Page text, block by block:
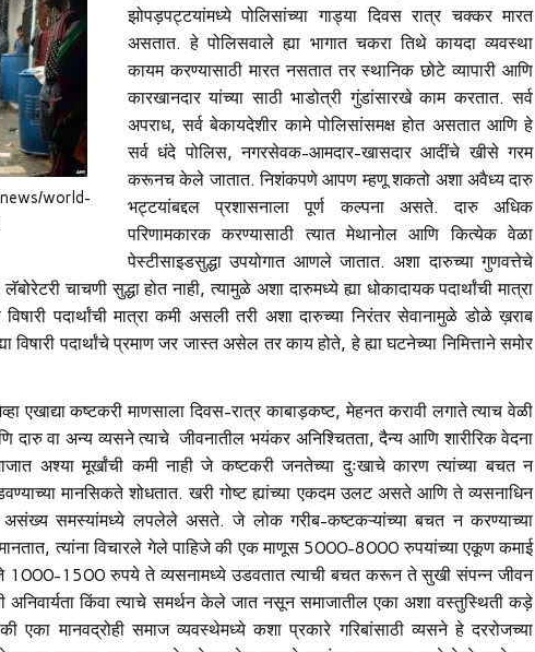
world-
झोपड़पट्टयांमध्ये पोलिसांच्या गाड्या दिवस रात्र चक्कर मारत
असतात. हे पोलिसवाले ह्या भागात चकरा तिथे कायदा व्यवस्था
कायम करण्यासाठी मारत नसतात तर स्थानिक छोटे व्यापारी आणि
कारखानदार यांच्या साठी भाडोत्री गुंडांसारखे काम करतात. सर्व
अपराध, सर्व बेकायदेशीर कामे पोलिसांसमक्ष होत असतात आणि हे
सर्व धंदे पोलिस, नगरसेवक-आमदार-खासदार आदींचे खीसे गरम
करूनच केले जातात. निशंकपणे आपण म्हणू शकतो अशा अवैध्य दारु
भट्टयांबद्दल प्रशासनाला पूर्ण कल्पना असते. दारु अधिक
परिणामकारक करण्यासाठी त्यात मेथानोल आणि कित्येक वेळा
पेस्टीसाइडसुद्धा उपयोगात आणले जातात. अशा दारुच्या गुणवत्तेचे
चाचणी सुद्धा होत नाही, त्यामुळे अशा दारुमध्ये ह्या धोकादायक पदार्थांची मात्रा
पदार्थांची मात्रा कमी असली तरी अशा दारुच्या निरंतर सेवानामुळे डोळे ख़राब
पदार्थांचे प्रमाण जर जास्त असेल तर काय होते, हे ह्या घटनेच्या निमित्ताने समोर
कष्टकरी माणसाला दिवस-रात्र काबाड़कष्ट, मेहनत करावी लगाते त्याच वेळी
दारु वा अन्य व्यसने त्याचे जीवनातील भयंकर अनिश्चितता, दैन्य आणि शारीरिक वेदना
अश्या मूर्खांची कमी नाही जे कष्टकरी जनतेच्या दुःखाचे कारण त्यांच्या बचत न
मानसिकते शोधतात. खरी गोष्ट ह्यांच्या एकदम उलट असते आणि ते व्यसनाधिन
असंख्य समस्यांमध्ये लपलेले असते. जे लोक गरीब-कष्टकऱ्यांच्या बचत न करण्याच्या
मानतात, त्यांना विचारले गेले पाहिजे की एक माणूस 5000-8000 रुपयांच्या एकूण कमाई
1500 रुपये ते व्यसनामध्ये उडवतात त्याची बचत करून ते सुखी संपन्न जीवन
किंवा त्याचे समर्थन केले जात नसून समाजातील एका अशा वस्तुस्थिती कड़े
मानवद्रोही समाज व्यवस्थेमध्ये कशा प्रकारे गरिबांसाठी व्यसने हे दररोजच्या